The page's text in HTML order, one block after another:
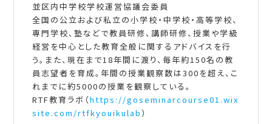
並区内中学校学校運営協議会委員
全国の公立および私立の小学校・中学校・高等学校、
専門学校、塾などで教員研修、講師研修、授業や学級
経営を中心とした教育全般に関するアドバイスを行
う。また、現在まで18年間に渡り、毎年約150名の教
員志望者を育成。年間の授業観察数は300を超え、こ
れまでに約5000の授業を観察している。
RTF教育ラボ（https://goseminarcourse01.wix
site.com/rtfkyouikulab）